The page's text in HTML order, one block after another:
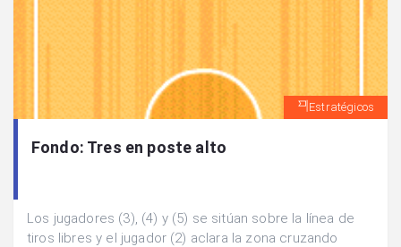
Estratégicos
Fondo: Tres en poste alto
Los jugadores (3), (4) y (5) se sitúan sobre la línea de
tiros libres y el jugador (2) aclara la zona cruzando